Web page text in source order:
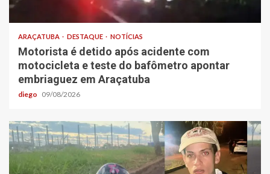
ARAÇATUBA DESTAQUE NOTÍCIAS
Motorista é detido após acidente com
motocicleta e teste do bafômetro apontar
embriaguez em Araçatuba
diego 09/08/2026